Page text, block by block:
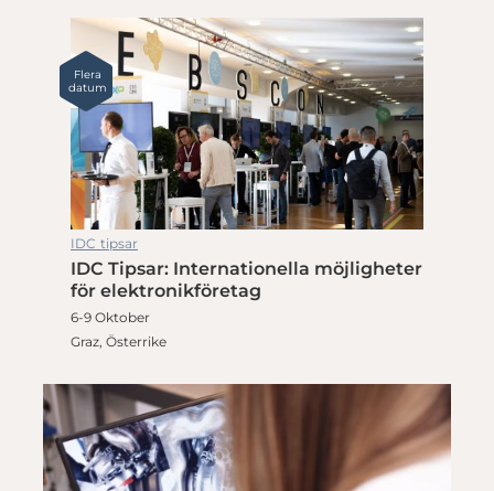
Flera
datum
IDC tipsar
IDC Tipsar: Internationella möjligheter
för elektronikföretag
6-9 Oktober
Graz, Österrike